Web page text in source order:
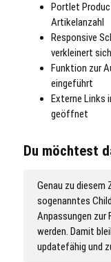
Portlet
Artikelanzahl
Responsive
verkleinert
Funktion zur
eingeführt
Externe Links
geöffnet
Du möchtest
Genau zu diesem
sogenanntes
Anpassungen
werden. Damit
updatefähig und